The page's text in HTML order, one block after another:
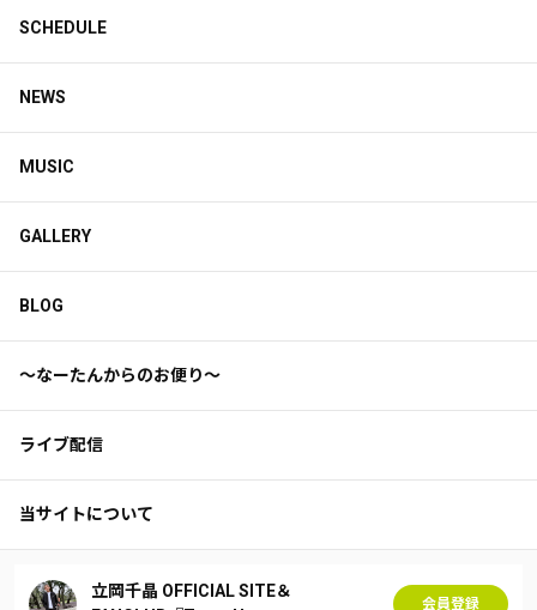
SCHEDULE
NEWS
MUSIC
GALLERY
BLOG
〜なーたんからのお便り〜
ライブ配信
当サイトについて
立岡千晶 OFFICIAL SITE＆
会員登録